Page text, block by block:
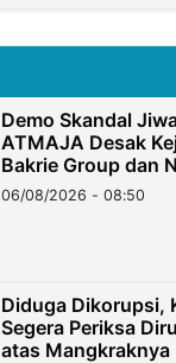
Demo Skandal
ATMAJA Desak
Bakrie Group dan
06/08/2026 - 08:50
Diduga Dikorupsi,
Segera Periksa
atas Mangkraknya